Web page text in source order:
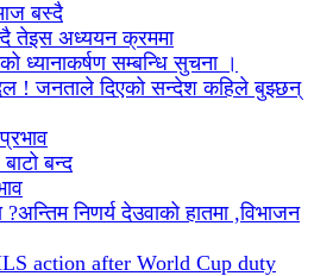
बस्दै
तेइस अध्ययन क्रममा
ध्यानाकर्षण सम्बन्धि सुचना ।
! जनताले दिएको सन्देश कहिले बुझ्छन्
बन्द
निणर्य देउवाको हातमा ,विभाजन
action after World Cup duty